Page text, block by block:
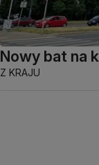
Nowy bat na
Z KRAJU